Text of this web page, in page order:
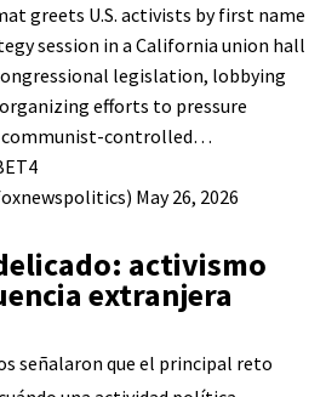
greets U.S. activists by first name
session in a California union hall
legislation, lobbying
efforts to pressure
communist-controlled…
May 26, 2026
activismo
extranjera
señalaron que el principal reto